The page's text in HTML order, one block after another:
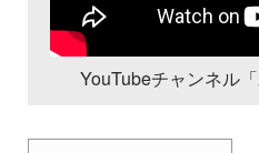
YouTubeチャンネル